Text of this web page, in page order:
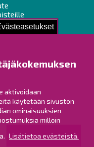
aktivoidaan
käytetään sivuston
ominaisuuksien
milloin
Lisätietoa evästeistä.